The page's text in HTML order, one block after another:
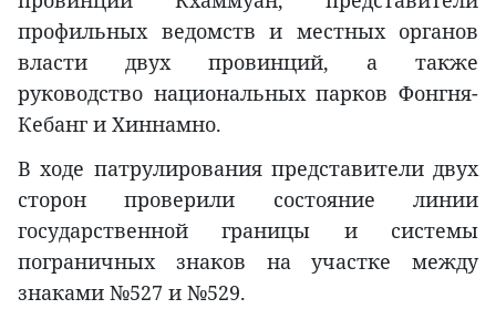
профильных ведомств и местных органов
власти двух провинций, а также
руководство национальных парков Фонгня-
Кебанг и Хиннамно.
В ходе патрулирования представители двух
сторон проверили состояние линии
государственной границы и системы
пограничных знаков на участке между
знаками №527 и №529.